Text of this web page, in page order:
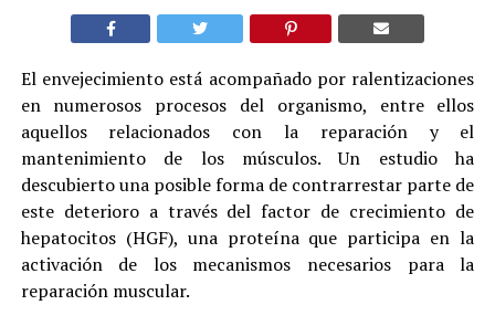
El envejecimiento está acompañado por ralentizaciones
en numerosos procesos del organismo, entre ellos
aquellos relacionados con la reparación y el
mantenimiento de los músculos. Un estudio ha
descubierto una posible forma de contrarrestar parte de
este deterioro a través del factor de crecimiento de
hepatocitos (HGF), una proteína que participa en la
activación de los mecanismos necesarios para la
reparación muscular.